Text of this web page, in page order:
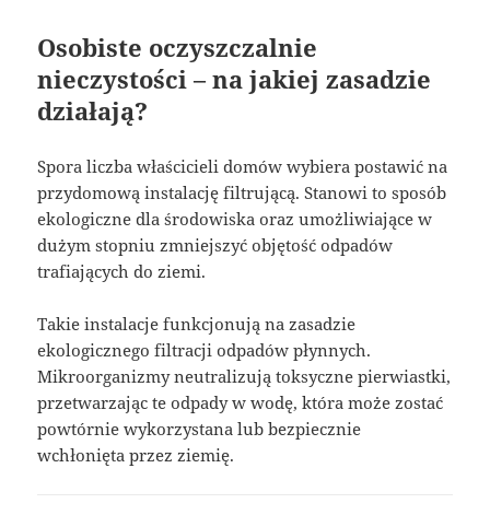
Osobiste oczyszczalnie
nieczystości – na jakiej zasadzie
działają?
Spora liczba właścicieli domów wybiera postawić na
przydomową instalację filtrującą. Stanowi to sposób
ekologiczne dla środowiska oraz umożliwiające w
dużym stopniu zmniejszyć objętość odpadów
trafiających do ziemi.
Takie instalacje funkcjonują na zasadzie
ekologicznego filtracji odpadów płynnych.
Mikroorganizmy neutralizują toksyczne pierwiastki,
przetwarzając te odpady w wodę, która może zostać
powtórnie wykorzystana lub bezpiecznie
wchłonięta przez ziemię.